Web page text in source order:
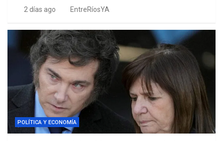
2 días ago EntreRíosYA
POLÍTICA Y ECONOMÍA